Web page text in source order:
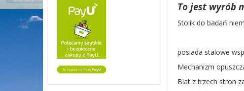
To jest wyrób
Stolik do badań
posiada stalowe
Mechanizm
Blat z trzech stron